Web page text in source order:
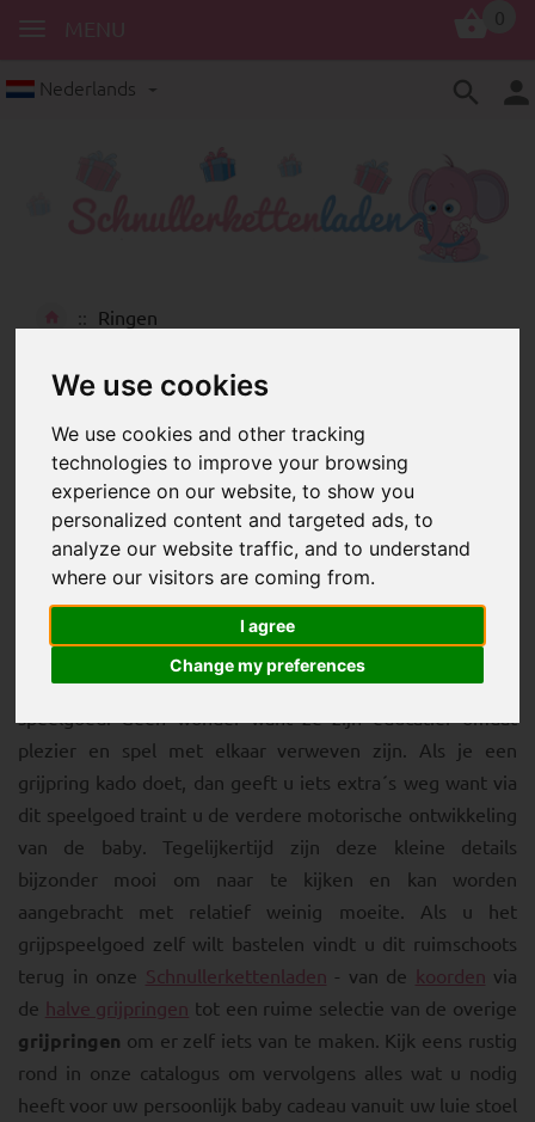
We use cookies
We use cookies and other tracking
technologies to improve your browsing
experience on our website, to show you
personalized content and targeted ads, to
analyze our website traffic, and to understand
where our visitors are coming from.
I agree
Change my preferences
Nederlands
Ringen
online
Grijpringenzijn al vele jaren een populair baby
plezier en spel met elkaar verweven zijn. Als je een
grijpring kado doet, dan geeft u iets extra´s weg want via
dit speelgoed traint u de verdere motorische ontwikkeling
van de baby. Tegelijkertijd zijn deze kleine details
bijzonder mooi om naar te kijken en kan worden
aangebracht met relatief weinig moeite. Als u het
grijpspeelgoed zelf wilt bastelen vindt u dit ruimschoots
terug in onze Schnullerkettenladen - van de koorden via
de halve grijpringen tot een ruime selectie van de overige
grijpringen om er zelf iets van te maken. Kijk eens rustig
rond in onze catalogus om vervolgens alles wat u nodig
heeft voor uw persoonlijk baby cadeau vanuit uw luie stoel